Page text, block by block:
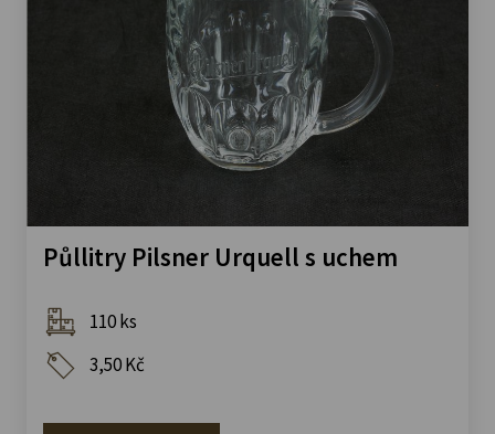
Půllitry Pilsner Urquell s uchem
110 ks
3,50 Kč